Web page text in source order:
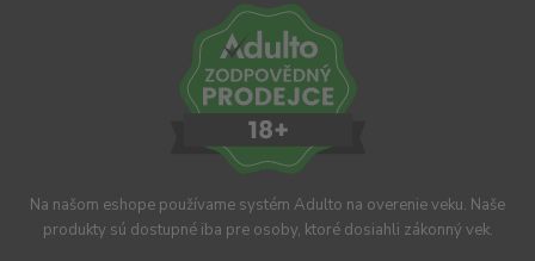
Na našom eshope používame systém Adulto na overenie veku. Naše
produkty sú dostupné iba pre osoby, ktoré dosiahli zákonný vek.